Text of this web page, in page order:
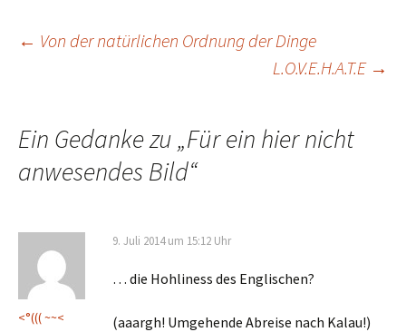
Beitrags-
← Von der natürlichen Ordnung der Dinge
L.O.V.E.H.A.T.E →
Ein Gedanke zu „Für ein hier nicht
anwesendes Bild“
<°((( ~~<
9. Juli 2014 um 15:12 Uhr
… die Hohliness des Englischen?
(aaargh! Umgehende Abreise nach Kalau!)